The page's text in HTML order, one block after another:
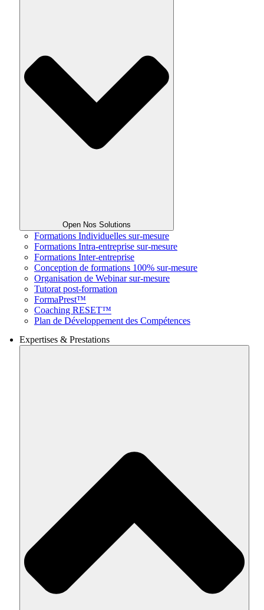
Open Nos Solutions
Formations Individuelles sur-mesure
Formations Intra-entreprise sur-mesure
Formations Inter-entreprise
Conception de formations 100% sur-mesure
Organisation de Webinar sur-mesure
Tutorat post-formation
FormaPrest™
Coaching RESET™
Plan de Développement des Compétences
Expertises & Prestations